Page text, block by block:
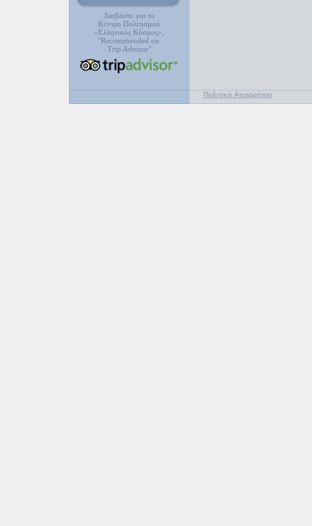
Διαβάστε για το
Κέντρο Πολιτισμού
«Ελληνικός Κόσμος»,
"Recommended on
Trip Advisor"
Πολιτική Απορρήτου